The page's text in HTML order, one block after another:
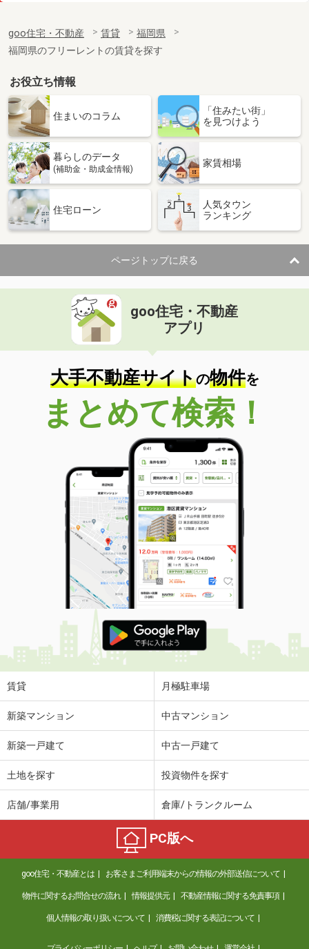
専有面積
29.25m²
間取り
1LDK
福岡県福岡市東区千早５丁目
価 格
4.90万円
福岡県福岡市東区千早５丁目
専有面積 23.4m²
間取り
福岡県北九州市若松区片山１丁目
住 所
福岡県北九州市若松区片山１丁目
専有面積 51.66m²
間取り
3K
福岡県北九州市八幡東区白川町
価 格
住 所
福岡県北九州市八幡東区白川町
専有面積 20.11m²
間取り
1K
福岡県北九州市小倉北区黄金１
価 格
7.90万円
福岡県北九州市小倉北区黄金１
46.58m²
間取り
1LDK
福岡県福岡市中央区平尾５
価 格
17万円
住 所
福岡県福岡市中央区平尾５
専有面積 77.38m²
間取り
3LDK
福岡県久留米市田主丸町鷹取
価 格
5万円
住 所
福岡県久留米市田主丸町鷹取
専有面積
福岡県北九州市小倉南区葛原元町１丁目
4.45万円
福岡県久留米市花畑３丁目
価 格
4.60万円
住 所
福岡県久留米市花畑３丁目
間取り
ワンルーム
goo住宅・不動産 賃貸
福岡県
福岡県のフリーレントの賃貸を探す
お役立ち情報
住まいのコラム
「住みたい街」
を見つけよう
暮らしのデータ
(補助金・助成金情報)
家賃相場
住宅ローン
人気タウン
ランキング
ページトップに戻る
goo住宅・不動産
アプリ
大手不動産サイトの物件を
まとめて検索！
賃貸 月極駐車場
新築マンション 中古マンション
新築一戸建て 中古一戸建て
土地を探す 投資物件を探す
店舗/事業用 倉庫/トランクルーム
PC版へ
goo住宅・不動産とは お客さまご利用端末からの情報の外部送信について
物件に関するお問合せの流れ 情報提供元 不動産情報に関する免責事項
個人情報の取り扱いについて 消費税に関する表記について